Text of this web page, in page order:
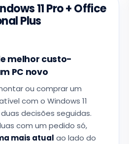
11 Pro + Office
Plus
melhor custo-
PC novo
ou comprar um
com o Windows 11
decisões seguidas.
com um pedido só,
mais atual ao lado do